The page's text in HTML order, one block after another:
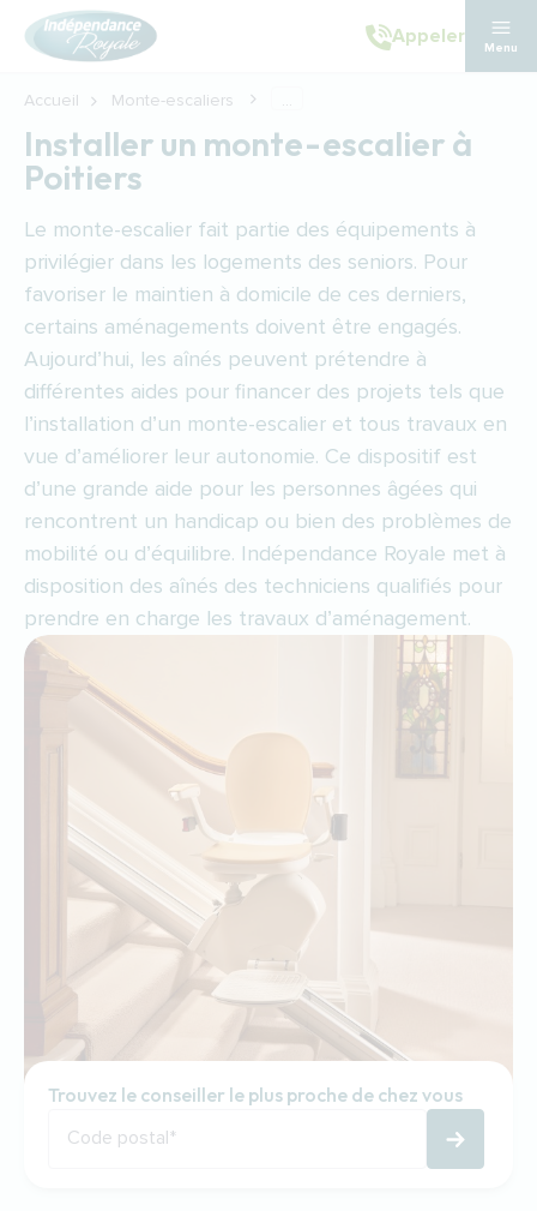
Aller au contenu principal
Appeler
Menu
Accueil Monte-escaliers ...
Installer un monte-escalier à
Poitiers
Le monte-escalier fait partie des équipements à
privilégier dans les logements des seniors. Pour
favoriser le maintien à domicile de ces derniers,
certains aménagements doivent être engagés.
Aujourd’hui, les aînés peuvent prétendre à
différentes aides pour financer des projets tels que
l’installation d’un monte-escalier et tous travaux en
vue d’améliorer leur autonomie. Ce dispositif est
d’une grande aide pour les personnes âgées qui
rencontrent un handicap ou bien des problèmes de
mobilité ou d’équilibre. Indépendance Royale met à
disposition des aînés des techniciens qualifiés pour
prendre en charge les travaux d’aménagement.
Trouvez le conseiller le plus proche de chez vous
Code postal*